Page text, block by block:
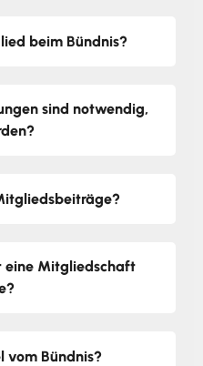
beim Bündnis?
sind notwendig,
eine Mitgliedschaft
vom Bündnis?